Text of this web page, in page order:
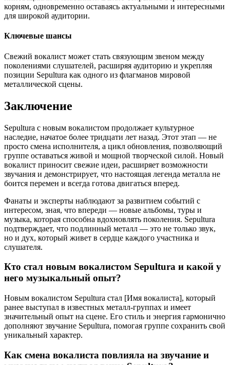
корням, одновременно оставаясь актуальными и интересными
для широкой аудитории.
Ключевые шансы
Свежий вокалист может стать связующим звеном между
поколениями слушателей, расширяя аудиторию и укрепляя
позиции Sepultura как одного из флагманов мировой
металлической сцены.
Заключение
Sepultura с новым вокалистом продолжает культурное
наследие, начатое более тридцати лет назад. Этот этап — не
просто смена исполнителя, а цикл обновления, позволяющий
группе оставаться живой и мощной творческой силой. Новый
вокалист приносит свежие идеи, расширяет возможности
звучания и демонстрирует, что настоящая легенда металла не
боится перемен и всегда готова двигаться вперед.
Фанаты и эксперты наблюдают за развитием событий с
интересом, зная, что впереди — новые альбомы, туры и
музыка, которая способна вдохновлять поколения. Sepultura
подтверждает, что подлинный металл — это не только звук,
но и дух, который живет в сердце каждого участника и
слушателя.
Кто стал новым вокалистом Sepultura и какой у
него музыкальный опыт?
Новым вокалистом Sepultura стал [Имя вокалиста], который
ранее выступал в известных металл-группах и имеет
значительный опыт на сцене. Его стиль и энергия гармонично
дополняют звучание Sepultura, помогая группе сохранить свой
уникальный характер.
Как смена вокалиста повлияла на звучание и